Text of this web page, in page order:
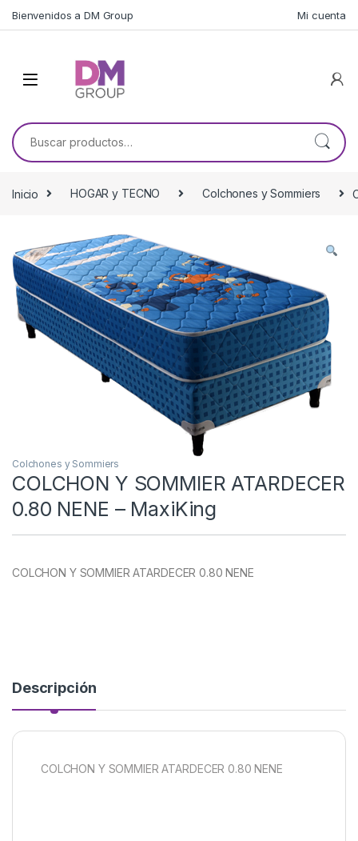
Bienvenidos a DM Group Mi cuenta
Buscar por:
Inicio HOGAR y TECNO Colchones y Sommiers
Colchones y Sommiers
COLCHON Y SOMMIER ATARDECER
0.80 NENE – MaxiKing
COLCHON Y SOMMIER ATARDECER 0.80 NENE
Descripción
COLCHON Y SOMMIER ATARDECER 0.80 NENE